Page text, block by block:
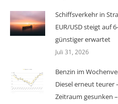
Schiffsverkehr in
EUR/USD steigt auf
günstiger erwartet
Juli 31, 2026
Benzin im
Diesel erneut teurer
Zeitraum gesunken